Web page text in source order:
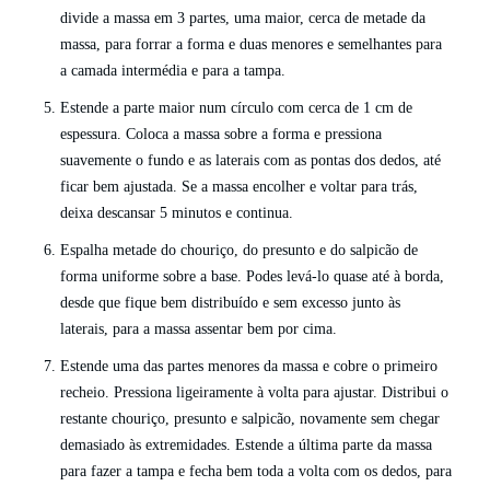
divide a massa em 3 partes, uma maior, cerca de metade da
massa, para forrar a forma e duas menores e semelhantes para
a camada intermédia e para a tampa.
Estende a parte maior num círculo com cerca de 1 cm de
espessura. Coloca a massa sobre a forma e pressiona
suavemente o fundo e as laterais com as pontas dos dedos, até
ficar bem ajustada. Se a massa encolher e voltar para trás,
deixa descansar 5 minutos e continua.
Espalha metade do chouriço, do presunto e do salpicão de
forma uniforme sobre a base. Podes levá-lo quase até à borda,
desde que fique bem distribuído e sem excesso junto às
laterais, para a massa assentar bem por cima.
Estende uma das partes menores da massa e cobre o primeiro
recheio. Pressiona ligeiramente à volta para ajustar. Distribui o
restante chouriço, presunto e salpicão, novamente sem chegar
demasiado às extremidades. Estende a última parte da massa
para fazer a tampa e fecha bem toda a volta com os dedos, para